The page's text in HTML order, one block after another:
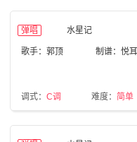
弹唱 水星记
歌手：郭顶 制谱：悦
调式： C调 难度： 简单